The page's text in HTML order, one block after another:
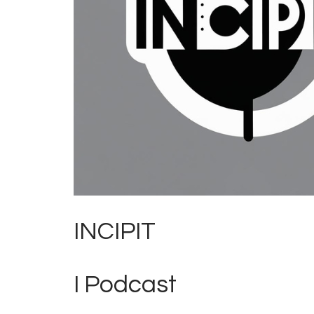
INCIPIT
I Podcast